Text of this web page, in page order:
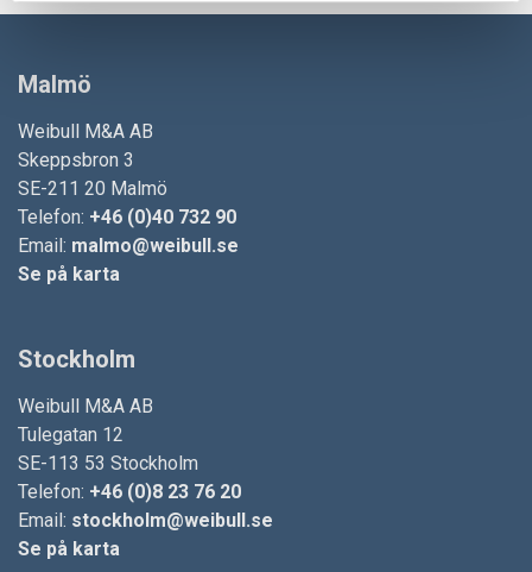
Malmö
Weibull M&A AB
Skeppsbron 3
SE-211 20 Malmö
Telefon: +46 (0)40 732 90
Email: malmo@weibull.se
Se på karta
Stockholm
Weibull M&A AB
Tulegatan 12
SE-113 53 Stockholm
Telefon: +46 (0)8 23 76 20
Email: stockholm@weibull.se
Se på karta